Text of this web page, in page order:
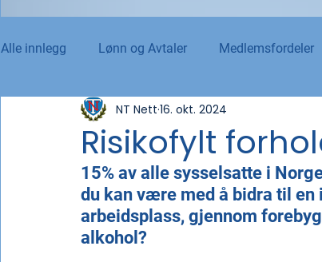
Alle innlegg Lønn og Avtaler Medlemsfordeler
Norsk Tollblad Kurs og Utdanning
Internasjonalt Andre nyheter Budsjett og
NTO og UFE Teknologi, IT og AI
Risikofylt
NT Nett 16. okt. 2024
15% av alle sysselsatte i
du kan være med å bidra til
arbeidsplass, gjennom
alkohol?